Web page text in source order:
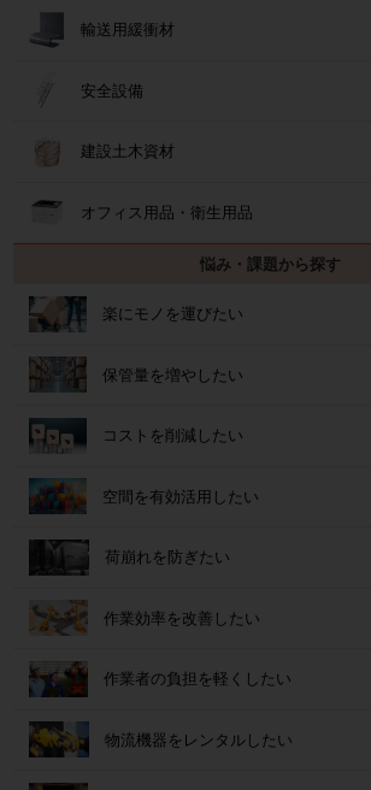
輸送用緩衝材
安全設備
建設土木資材
オフィス用品・衛生用品
悩み・課題から探す
楽にモノを運びたい
保管量を増やしたい
コストを削減したい
空間を有効活用したい
荷崩れを防ぎたい
作業効率を改善したい
作業者の負担を軽くしたい
物流機器をレンタルしたい